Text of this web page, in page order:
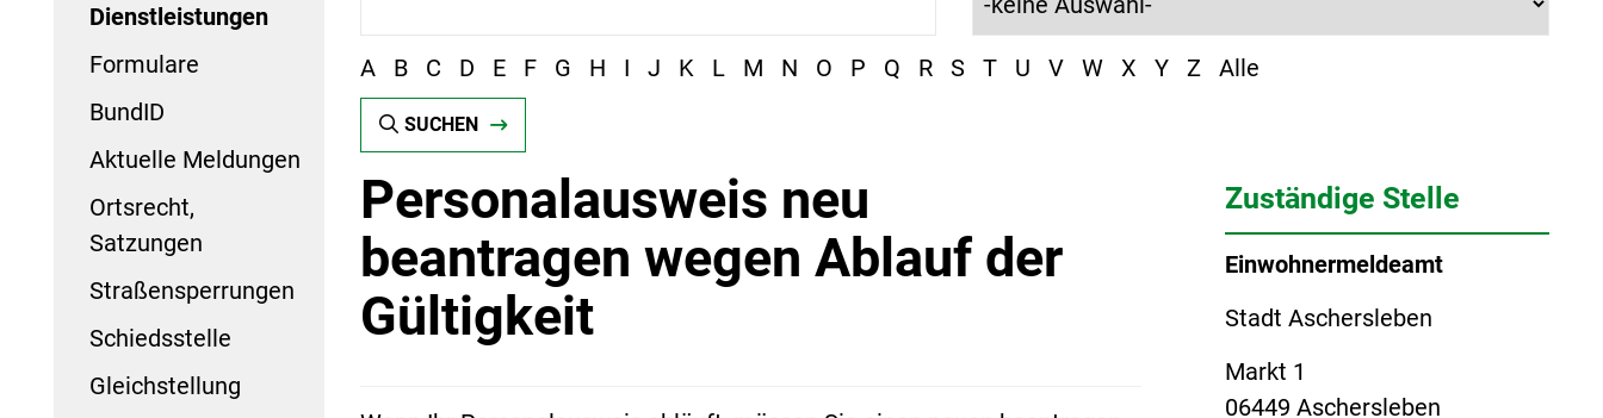
Dienstleistungen
Formulare
BundID
Aktuelle Meldungen
Ortsrecht,
Satzungen
Straßensperrungen
Schiedsstelle
Gleichstellung
A B C D E F G H I J K L M N O P Q R S T U V W X Y Z Alle
SUCHEN
Personalausweis neu
beantragen wegen Ablauf der
Gültigkeit
Zuständige Stelle
Einwohnermeldeamt
Stadt Aschersleben
Markt 1
06449 Aschersleben